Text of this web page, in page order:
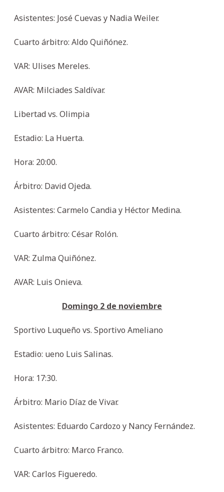
Asistentes: José Cuevas y Nadia Weiler.
Cuarto árbitro: Aldo Quiñónez.
VAR: Ulises Mereles.
AVAR: Milciades Saldívar.
Libertad vs. Olimpia
Estadio: La Huerta.
Hora: 20:00.
Árbitro: David Ojeda.
Asistentes: Carmelo Candia y Héctor Medina.
Cuarto árbitro: César Rolón.
VAR: Zulma Quiñónez.
AVAR: Luis Onieva.
Domingo 2 de noviembre
Sportivo Luqueño vs. Sportivo Ameliano
Estadio: ueno Luis Salinas.
Hora: 17:30.
Árbitro: Mario Díaz de Vivar.
Asistentes: Eduardo Cardozo y Nancy Fernández.
Cuarto árbitro: Marco Franco.
VAR: Carlos Figueredo.